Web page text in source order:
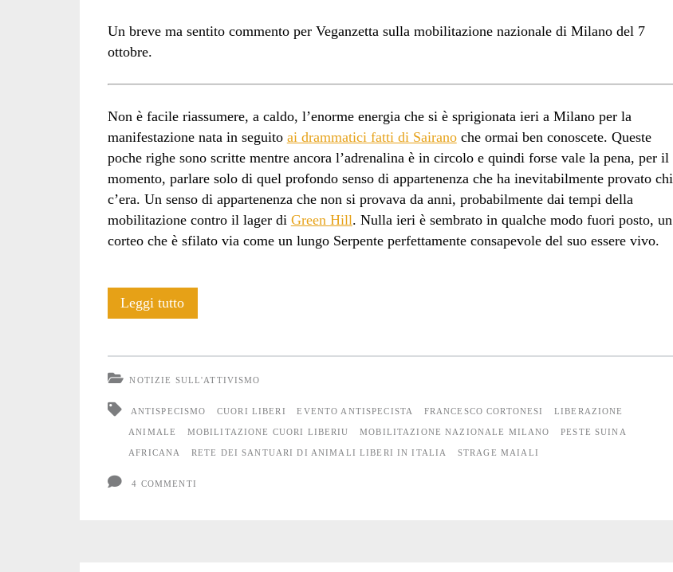
Un breve ma sentito commento per Veganzetta sulla mobilitazione nazionale di Milano del 7
ottobre.
Non è facile riassumere, a caldo, l’enorme energia che si è sprigionata ieri a Milano per la
manifestazione nata in seguito ai drammatici fatti di Sairanoche ormai ben conoscete. Queste
poche righe sono scritte mentre ancora l’adrenalina è in circolo e quindi forse vale la pena, per il
momento, parlare solo di quel profondo senso di appartenenza che ha inevitabilmente provato chi
c’era. Un senso di appartenenza che non si provava da anni, probabilmente dai tempi della
mobilitazione contro il lager di Green Hill. Nulla ieri è sembrato in qualche modo fuori posto, un
corteo che è sfilato via come un lungo Serpente perfettamente consapevole del suo essere vivo.
Leggi tuttoImpressioni
di
Milano
NOTIZIE SULL'ATTIVISMO
ANTISPECISMO CUORI LIBERI EVENTO ANTISPECISTA FRANCESCO CORTONESI LIBERAZIONE
ANIMALE MOBILITAZIONE CUORI LIBERIU MOBILITAZIONE NAZIONALE MILANO PESTE SUINA
AFRICANA RETE DEI SANTUARI DI ANIMALI LIBERI IN ITALIA STRAGE MAIALI
4 COMMENTI